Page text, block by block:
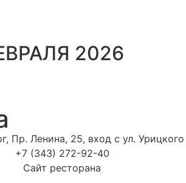
2026
Пр. Ленина, 25, вход с ул. Урицкого
+7 (343) 272-92-40
Сайт ресторана